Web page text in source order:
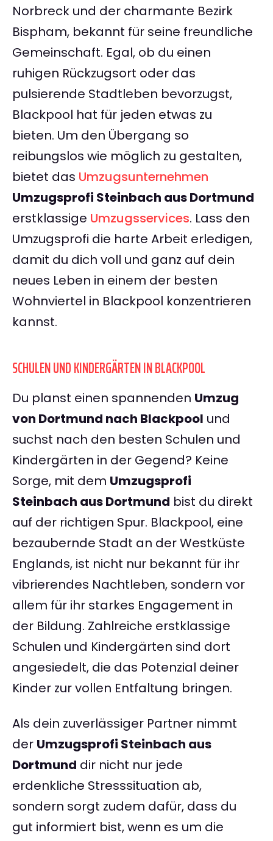
Norbreck und der charmante Bezirk
Bispham, bekannt für seine freundliche
Gemeinschaft. Egal, ob du einen
ruhigen Rückzugsort oder das
pulsierende Stadtleben bevorzugst,
Blackpool hat für jeden etwas zu
bieten. Um den Übergang so
reibungslos wie möglich zu gestalten,
bietet das Umzugsunternehmen
Umzugsprofi Steinbach aus Dortmund
erstklassige Umzugsservices. Lass den
Umzugsprofi die harte Arbeit erledigen,
damit du dich voll und ganz auf dein
neues Leben in einem der besten
Wohnviertel in Blackpool konzentrieren
kannst.
SCHULEN UND KINDERGÄRTEN IN BLACKPOOL
Du planst einen spannenden Umzug
von Dortmund nach Blackpool und
suchst nach den besten Schulen und
Kindergärten in der Gegend? Keine
Sorge, mit dem Umzugsprofi
Steinbach aus Dortmund bist du direkt
auf der richtigen Spur. Blackpool, eine
bezaubernde Stadt an der Westküste
Englands, ist nicht nur bekannt für ihr
vibrierendes Nachtleben, sondern vor
allem für ihr starkes Engagement in
der Bildung. Zahlreiche erstklassige
Schulen und Kindergärten sind dort
angesiedelt, die das Potenzial deiner
Kinder zur vollen Entfaltung bringen.
Als dein zuverlässiger Partner nimmt
der Umzugsprofi Steinbach aus
Dortmund dir nicht nur jede
erdenkliche Stresssituation ab,
sondern sorgt zudem dafür, dass du
gut informiert bist, wenn es um die